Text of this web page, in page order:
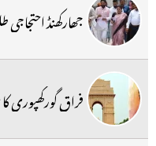
جھارکھنڈ
فراق گورکھپوری